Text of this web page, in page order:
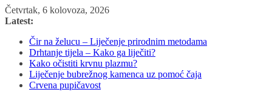
Skip
to
Četvrtak, 6 kolovoza, 2026
Latest:
Čir na želucu – Liječenje prirodnim metodama
Drhtanje tijela – Kako ga liječiti?
Kako očistiti krvnu plazmu?
Liječenje bubrežnog kamenca uz pomoć čaja
Crvena pupičavost